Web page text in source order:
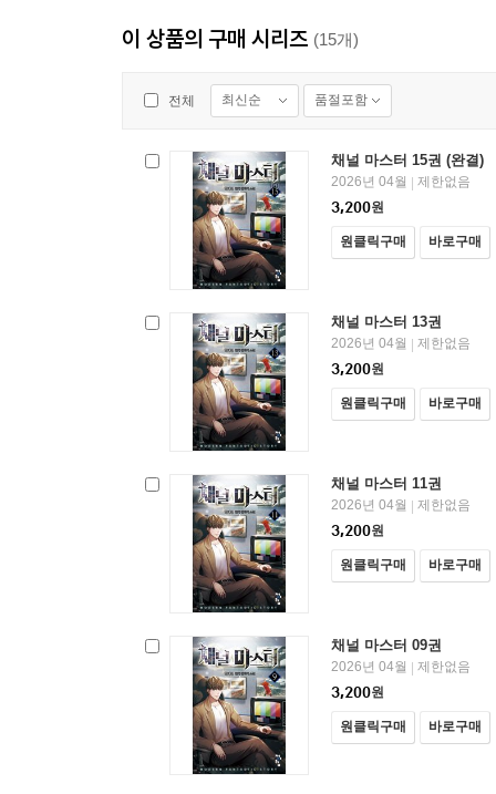
이 상품의 구매 시리즈 (15개)
전체 최신순 품절포함
채널 마스터 15권 (완결)
2026년 04월 | 제한없음
3,200원
원클릭구매 바로구매
채널 마스터 13권
2026년 04월 | 제한없음
3,200원
원클릭구매 바로구매
채널 마스터 11권
2026년 04월 | 제한없음
3,200원
원클릭구매 바로구매
채널 마스터 09권
2026년 04월 | 제한없음
3,200원
원클릭구매 바로구매